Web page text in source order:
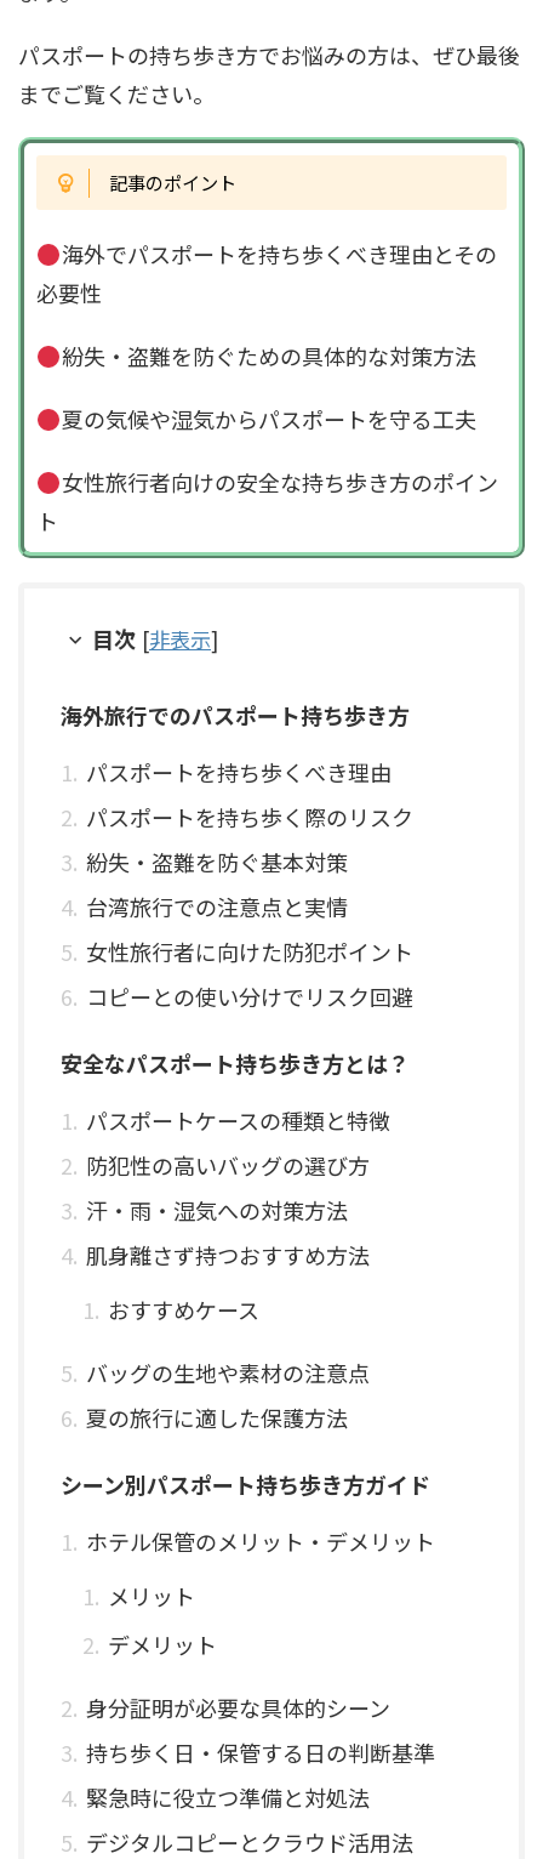
パスポートの持ち歩き方でお悩みの方は、ぜひ最後
までご覧ください。
記事のポイント
海外でパスポートを持ち歩くべき理由とその
必要性
紛失・盗難を防ぐための具体的な対策方法
夏の気候や湿気からパスポートを守る工夫
女性旅行者向けの安全な持ち歩き方のポイン
ト
目次 [非表示]
海外旅行でのパスポート持ち歩き方
パスポートを持ち歩くべき理由
パスポートを持ち歩く際のリスク
紛失・盗難を防ぐ基本対策
台湾旅行での注意点と実情
女性旅行者に向けた防犯ポイント
コピーとの使い分けでリスク回避
安全なパスポート持ち歩き方とは？
パスポートケースの種類と特徴
防犯性の高いバッグの選び方
汗・雨・湿気への対策方法
肌身離さず持つおすすめ方法
おすすめケース
バッグの生地や素材の注意点
夏の旅行に適した保護方法
シーン別パスポート持ち歩き方ガイド
ホテル保管のメリット・デメリット
メリット
デメリット
身分証明が必要な具体的シーン
持ち歩く日・保管する日の判断基準
緊急時に役立つ準備と対処法
デジタルコピーとクラウド活用法